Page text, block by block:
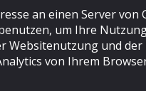
an einen Server
um Ihre
Websitenutzung und
von Ihrem